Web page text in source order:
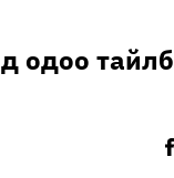
одоо